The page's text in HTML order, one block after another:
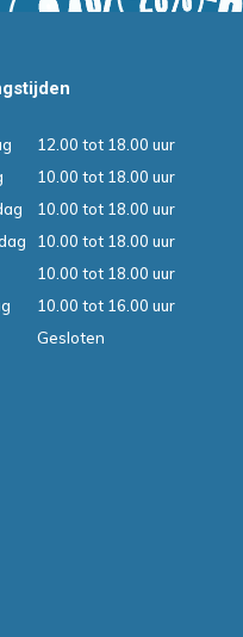
12.00 tot 18.00 uur
10.00 tot 18.00 uur
10.00 tot 18.00 uur
10.00 tot 18.00 uur
10.00 tot 18.00 uur
10.00 tot 16.00 uur
Gesloten